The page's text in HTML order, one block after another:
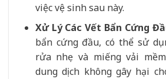
việc vệ sinh sau này.
Xử Lý Các Vết Bẩn Cứng
bẩn cứng đầu, có thể sử
rửa nhẹ và miếng vải
dung dịch không gây hại